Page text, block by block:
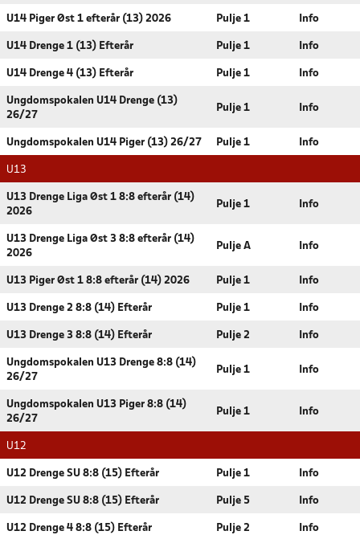
U14 Piger Øst 1 efterår (13) 2026 Pulje 1 Info
U14 Drenge 1 (13) Efterår Pulje 1 Info
U14 Drenge 4 (13) Efterår Pulje 1 Info
Ungdomspokalen U14 Drenge (13)
26/27
Pulje 1 Info
Ungdomspokalen U14 Piger (13) 26/27 Pulje 1 Info
U13
U13 Drenge Liga Øst 1 8:8 efterår (14)
2026
Pulje 1 Info
U13 Drenge Liga Øst 3 8:8 efterår (14)
2026
Pulje A Info
U13 Piger Øst 1 8:8 efterår (14) 2026 Pulje 1 Info
U13 Drenge 2 8:8 (14) Efterår Pulje 1 Info
U13 Drenge 3 8:8 (14) Efterår Pulje 2 Info
Ungdomspokalen U13 Drenge 8:8 (14)
26/27
Pulje 1 Info
Ungdomspokalen U13 Piger 8:8 (14)
26/27
Pulje 1 Info
U12
U12 Drenge SU 8:8 (15) Efterår Pulje 1 Info
U12 Drenge SU 8:8 (15) Efterår Pulje 5 Info
U12 Drenge 4 8:8 (15) Efterår Pulje 2 Info